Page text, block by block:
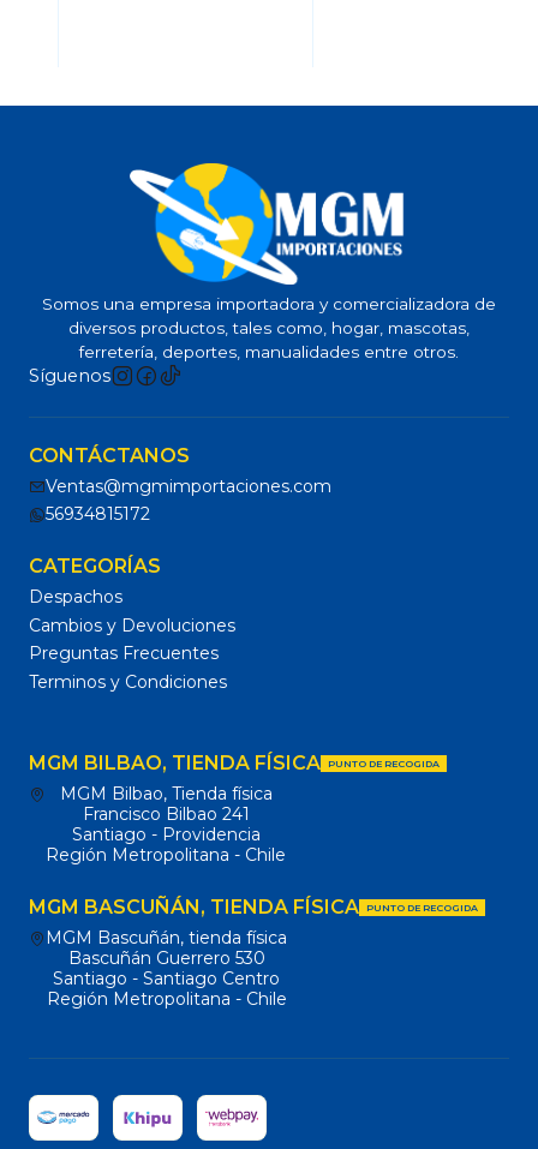
Somos una empresa importadora y comercializadora de
diversos productos, tales como, hogar, mascotas,
ferretería, deportes, manualidades entre otros.
Síguenos
CONTÁCTANOS
Ventas@mgmimportaciones.com
56934815172
CATEGORÍAS
Despachos
Cambios y Devoluciones
Preguntas Frecuentes
Terminos y Condiciones
MGM BILBAO, TIENDA FÍSICA PUNTO DE RECOGIDA
MGM Bilbao, Tienda física
Francisco Bilbao 241
Santiago - Providencia
Región Metropolitana - Chile
MGM BASCUÑÁN, TIENDA FÍSICA PUNTO DE RECOGIDA
MGM Bascuñán, tienda física
Bascuñán Guerrero 530
Santiago - Santiago Centro
Región Metropolitana - Chile